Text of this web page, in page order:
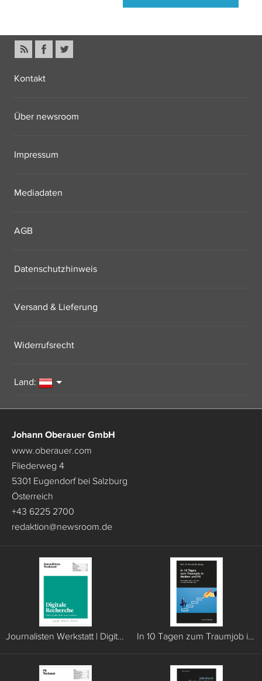
Kontakt
Über newsroom
Impressum
Mediadaten
AGB
Datenschutzhinweis
Versand & Lieferung
Widerrufsrecht
Land:
Johann Oberauer GmbH
www.oberauer.com
Fliederweg 4
5301 Eugendorf bei Salzburg
Österreich
+43 6225 2700
redaktion@newsroom.de
Journalisten Werkstatt | Digitale Recherche In 10 Tagen zum Traumjob in Medien und PR